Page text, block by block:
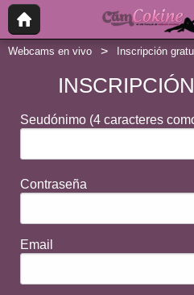
Webcams en vivo Inscripción
Seudónimo (4 caracteres
Contraseña
Email